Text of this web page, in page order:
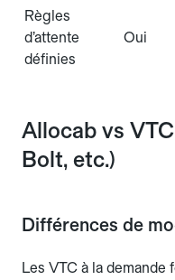
Règles
d’attente
définies
Oui
Allocab vs
Bolt, etc.)
Différences de
Les VTC à la